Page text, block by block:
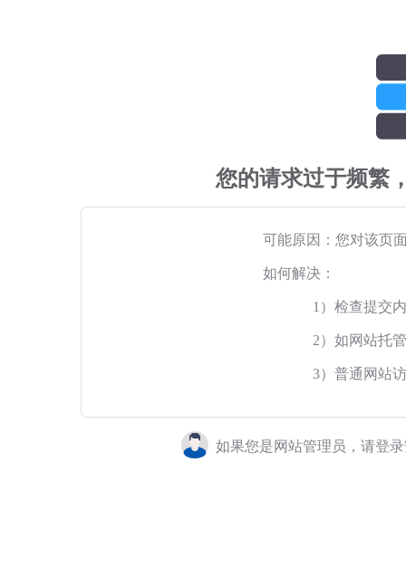
您的请求过于频繁
可能原因：您对该页
如何解决：
1）检查提交
2）如网站托
3）普通网站
如果您是网站管理员，请登